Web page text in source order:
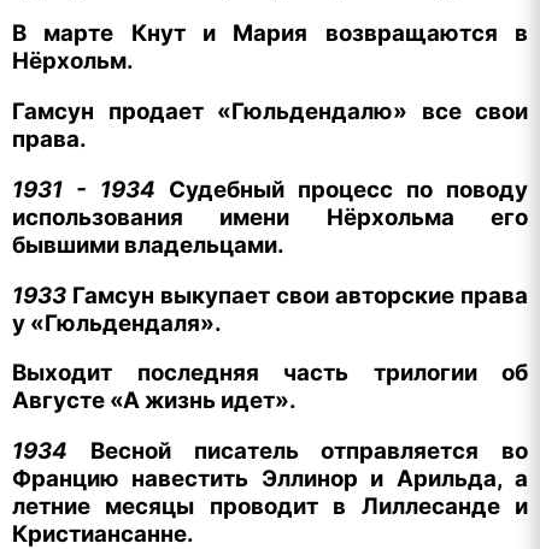
В марте Кнут и Мария возвращаются в
Нёрхольм.
Гамсун продает «Гюльдендалю» все свои
права.
1931 - 1934 Судебный процесс по поводу
использования имени Нёрхольма его
бывшими владельцами.
1933 Гамсун выкупает свои авторские права
у «Гюльдендаля».
Выходит последняя часть трилогии об
Августе «А жизнь идет».
1934 Весной писатель отправляется во
Францию навестить Эллинор и Арильда, а
летние месяцы проводит в Лиллесанде и
Кристиансанне.